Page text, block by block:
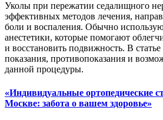
Уколы при пережатии седалищного
эффективных методов лечения,
боли и воспаления. Обычно
анестетики, которые помогают
и восстановить подвижность. В
показания, противопоказания и
данной процедуры.
«Индивидуальные ортопедические
Москве: забота о вашем здоровье»